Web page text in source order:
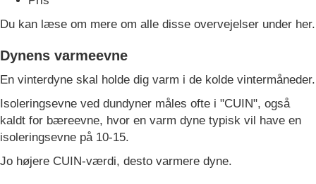
Du kan læse om mere om alle disse overvejelser under her.
Dynens varmeevne
En vinterdyne skal holde dig varm i de kolde vintermåneder.
Isoleringsevne ved dundyner måles ofte i "CUIN", også
kaldt for bæreevne, hvor en varm dyne typisk vil have en
isoleringsevne på 10-15.
Jo højere CUIN-værdi, desto varmere dyne.